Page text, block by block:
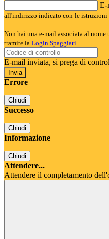
E-
all'indirizzo indicato con le istruzioni
Non hai una e-mail associata al
tramite la Login Spaggiari
E-mail inviata, si prega di
Errore
Chiudi
Successo
Chiudi
Informazione
Chiudi
Attendere...
Attendere il completamento